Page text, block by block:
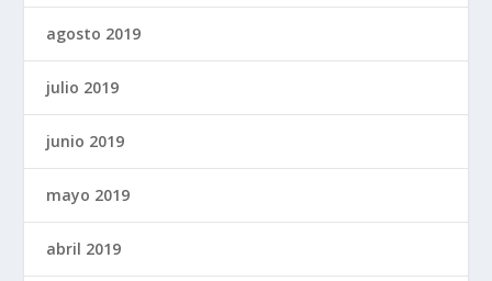
agosto 2019
julio 2019
junio 2019
mayo 2019
abril 2019